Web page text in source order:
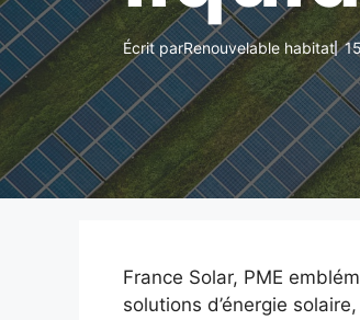
Écrit parRenouvelable habitat
France Solar, PME
solutions d’énergie